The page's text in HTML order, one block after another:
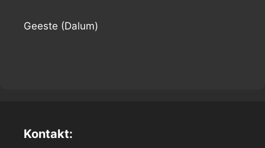
Geeste (Dalum)
Kontakt: